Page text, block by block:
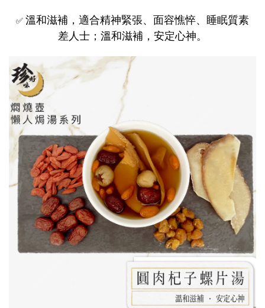
✅ 溫和滋補，適合精神緊張、面容憔悴、睡眠質素
差人士；溫和滋補，安定心神。